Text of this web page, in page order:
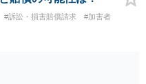
#訴訟・損害賠償請求
#加害者